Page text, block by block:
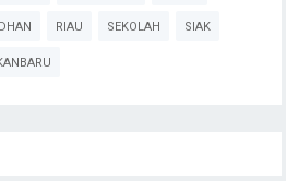
RIAU SEKOLAH SIAK